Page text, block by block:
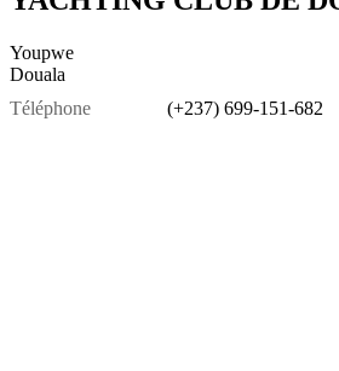
Youpwe
Douala
Téléphone
(+237) 699-151-682